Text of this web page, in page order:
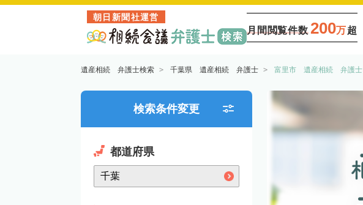
朝日新聞社運営
月間閲覧件数 200万超
遺産相続 弁護士検索 千葉県 遺産相続 弁護士 富里市 遺産相続 弁護士
検索条件変更
都道府県